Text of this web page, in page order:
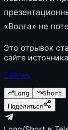
«Волга» не
Это отрывок
сайте
CNews
Long
Short
Поделиться